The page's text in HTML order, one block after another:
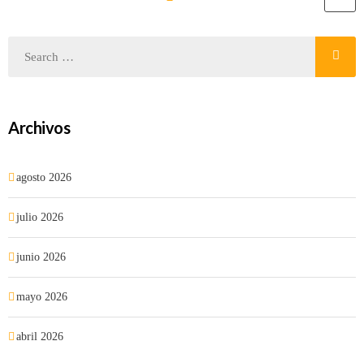
Archivos
agosto 2026
julio 2026
junio 2026
mayo 2026
abril 2026